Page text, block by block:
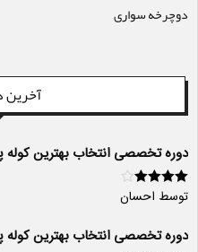
دوچرخه سواری
آخرین
دوره تخصصی انتخاب بهترین کوله
امتیاز 4از
توسط احسان
دوره تخصصی انتخاب بهترین کوله